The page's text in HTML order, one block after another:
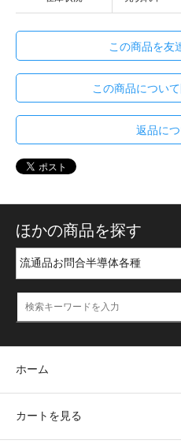
この商品を友
この商品につい
返品に
ほかの商品を探す
ホーム
カートを見る